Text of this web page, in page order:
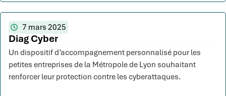
7 mars 2025
Diag Cyber
Un dispositif d’accompagnement personnalisé pour les
petites entreprises de la Métropole de Lyon souhaitant
renforcer leur protection contre les cyberattaques.